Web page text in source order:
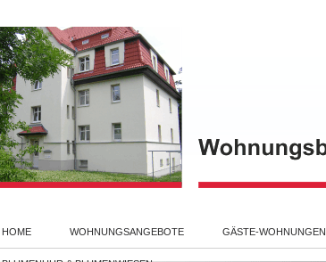
HOME WOHNUNGSANGEBOTE GÄSTE-WOHNUNGEN